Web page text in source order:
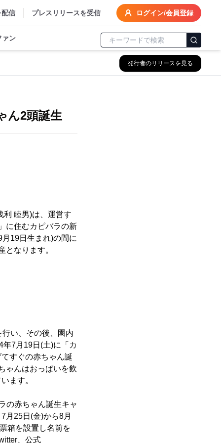
配信 プレスリリースを受信 ログイン/会員登録
ァン
発行者のリリースを見る
ん2頭誕生
利 睦男)は、運営す
に住むカピバラの新
19日生まれ)の間に
なります。
い、その後、園内
7月19日(土)に「カ
すぐの赤ちゃん誕
ゃんはおっぱいを飲
ます。
の赤ちゃん誕生キャ
月25日(金)から8月
箱を設置し名前を
、公式